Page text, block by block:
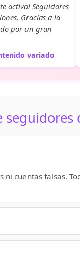
activo! Seguidores
Gracias a la
por un gran
variado
ni cuentas falsas.
de la cantidad
de